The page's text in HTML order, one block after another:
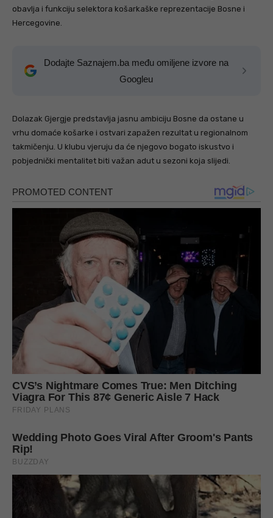
obavlja i funkciju selektora košarkaške reprezentacije Bosne i
Hercegovine.
Dodajte Saznajem.ba među omiljene izvore na
Googleu
Dolazak Gjergje predstavlja jasnu ambiciju Bosne da ostane u
vrhu domaće košarke i ostvari zapažen rezultat u regionalnom
takmičenju. U klubu vjeruju da će njegovo bogato iskustvo i
pobjednički mentalitet biti važan adut u sezoni koja slijedi.